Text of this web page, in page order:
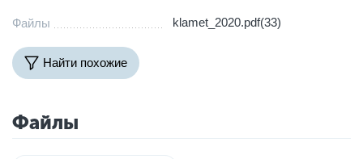
Файлы klamet_2020.pdf(33)
Найти похожие
Файлы